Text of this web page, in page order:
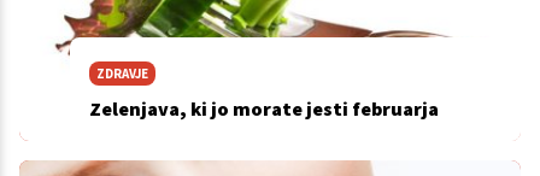
ZDRAVJE
Zelenjava, ki jo morate jesti februarja